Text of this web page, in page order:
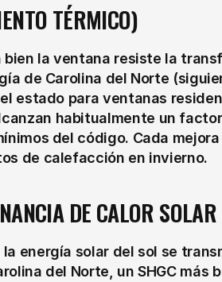
TÉRMICO)
la ventana resiste la
de Carolina del Norte
estado para ventanas
habitualmente un
del código. Cada
de calefacción en invierno.
DE CALOR
la energía solar del sol se
del Norte, un SHGC más